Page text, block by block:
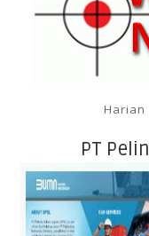
Harian
PT